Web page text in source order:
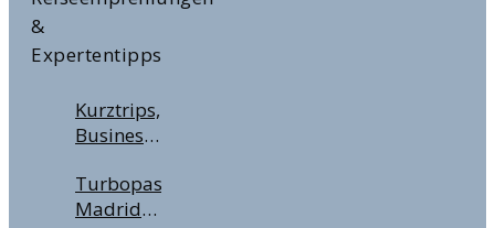
&
Expertentipps
Kurztrips,
Business
Handgepäckregeln:
Wichtige
Turbopass
Madrid –